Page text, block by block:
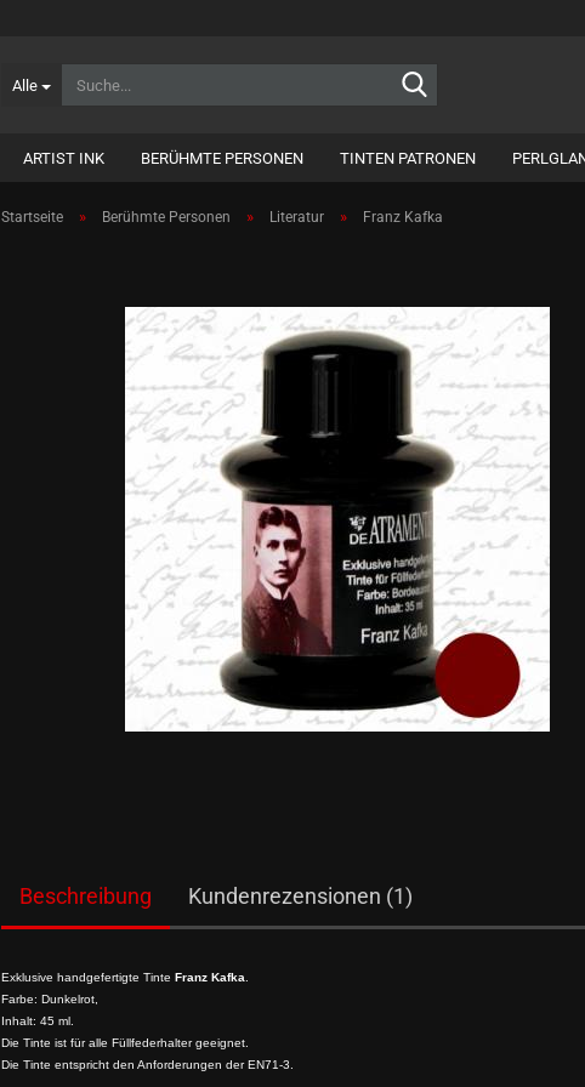
Alle
ARTIST INK BERÜHMTE PERSONEN TINTEN PATRONEN
Startseite » Berühmte Personen » Literatur » Franz Kafka
Beschreibung Kundenrezensionen (1)
Exklusive handgefertigte Tinte Franz Kafka
Farbe: Dunkelrot,
Inhalt: 45 ml.
Die Tinte ist für alle Füllfederhalter geeignet.
Die Tinte entspricht den Anforderungen der EN71-3.